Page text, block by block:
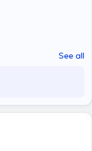
See all